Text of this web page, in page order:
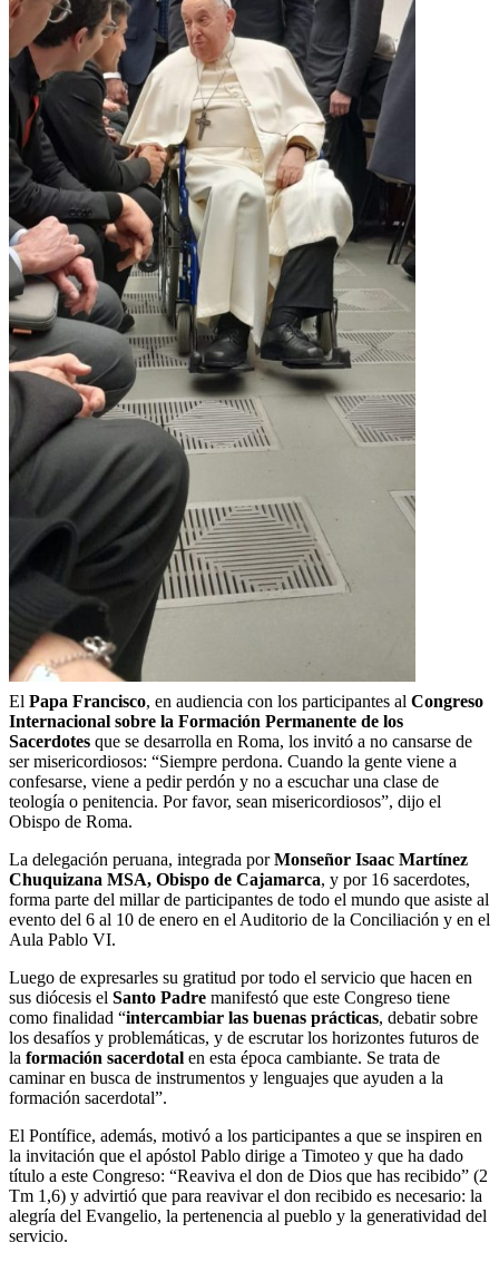
El Papa Francisco, en audiencia con los participantes al Congreso
Internacional sobre la Formación Permanente de los
Sacerdotes que se desarrolla en Roma, los invitó a no cansarse de
ser misericordiosos: “Siempre perdona. Cuando la gente viene a
confesarse, viene a pedir perdón y no a escuchar una clase de
teología o penitencia. Por favor, sean misericordiosos”, dijo el
Obispo de Roma.
La delegación peruana, integrada porMonseñor Isaac Martínez
Chuquizana MSA, Obispo de Cajamarca, y por 16 sacerdotes,
forma parte del millar de participantes de todo el mundo que asiste al
evento del 6 al 10 de enero en el Auditorio de la Conciliación y en el
Aula Pablo VI.
Luego de expresarles su gratitud por todo el servicio que hacen en
sus diócesis el Santo Padre manifestó que este Congreso tiene
como finalidad “intercambiar las buenas prácticas, debatir sobre
los desafíos y problemáticas, y de escrutar los horizontes futuros de
la formación sacerdotal en esta época cambiante. Se trata de
caminar en busca de instrumentos y lenguajes que ayuden a la
formación sacerdotal”.
El Pontífice, además, motivó a los participantes a que se inspiren en
la invitación que el apóstol Pablo dirige a Timoteo y que ha dado
título a este Congreso: “Reaviva el don de Dios que has recibido” (2
Tm 1,6) y advirtió que para reavivar el don recibido es necesario: la
alegría del Evangelio, la pertenencia al pueblo y la generatividad del
servicio.